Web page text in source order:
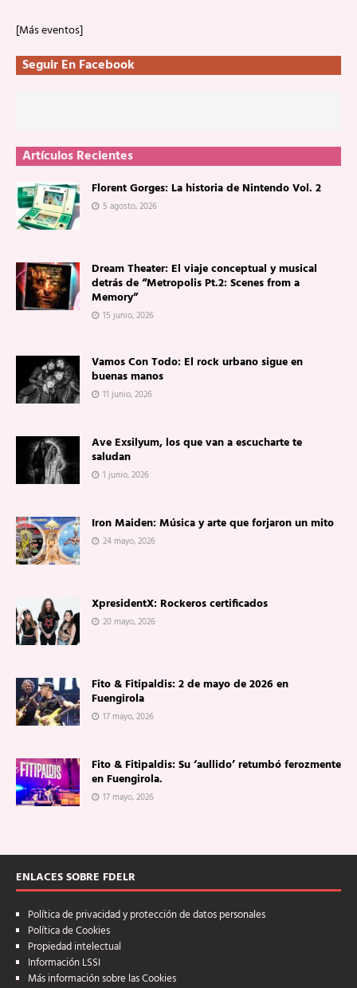
[Más eventos]
Seguir En Facebook
Artículos Recientes
Florent Gorges: La historia de Nintendo Vol. 2
5 agosto, 2026
Dream Theater: El viaje conceptual y musical
detrás de “Metropolis Pt.2: Scenes from a
Memory”
15 junio, 2026
Vamos Con Todo: El rock urbano sigue en
buenas manos
11 junio, 2026
Ave Exsilyum, los que van a escucharte te
saludan
1 junio, 2026
Iron Maiden: Música y arte que forjaron un mito
24 mayo, 2026
XpresidentX: Rockeros certificados
20 mayo, 2026
Fito & Fitipaldis: 2 de mayo de 2026 en
Fuengirola
17 mayo, 2026
Fito & Fitipaldis: Su ‘aullido’ retumbó ferozmente
en Fuengirola.
17 mayo, 2026
ENLACES SOBRE FDELR
Política de privacidad y protección de datos personales
Política de Cookies
Propiedad intelectual
Información LSSI
Más información sobre las Cookies